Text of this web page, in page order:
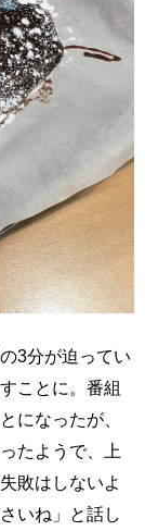
3分が迫ってい
ことに。番組
になったが、
たようで、上
敗はしないよ
いね」と話し